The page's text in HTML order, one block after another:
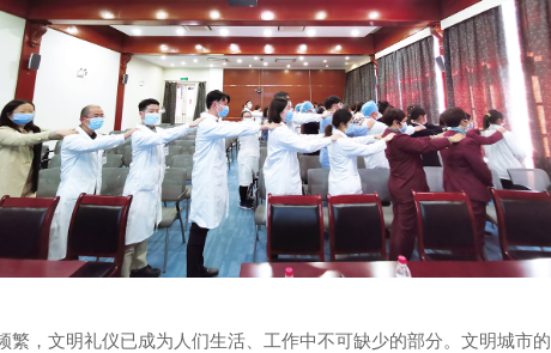
，文明礼仪已成为人们生活、工作中不可缺少的部分。文明城市的